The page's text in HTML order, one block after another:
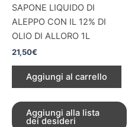
SAPONE LIQUIDO DI
ALEPPO CON IL 12% DI
OLIO DI ALLORO 1L
21,50€
Aggiungi al carrello
Aggiungi alla lista
dei desideri